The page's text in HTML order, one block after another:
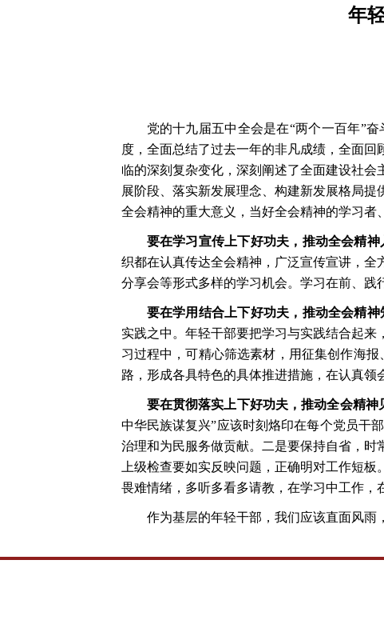
年
党的十九届五中全会是在“两个一百年”
度，全面总结了过去一年的非凡成绩，全面
临的深刻复杂变化，深刻阐述了全面建设社
展阶段、落实新发展理念、构建新发展格局
全会精神的重大意义，当好全会精神的学习者
要在学习宣传上下好功夫，推动全会精神
织都在认真传达全会精神，广泛宣传宣讲，
分享会等形式多样的学习机会。学习在前、践
要在学用结合上下好功夫，推动全会精
实践之中。年轻干部要把学习与实践结合起
习过程中，可精心筛选素材，用征集创作海
路，形成各具特色的具体推进措施，在认真领
要在贯彻落实上下好功夫，推动全会精神
中华民族谋复兴”应该时刻烙印在每个党员干
治理和为民服务做贡献。二是要保持自省，
上级检查要如实反映问题，正确明对工作短
畏难情绪，多听多看多请教，在学习中工作，
作为基层的年轻干部，我们应该直面风雨